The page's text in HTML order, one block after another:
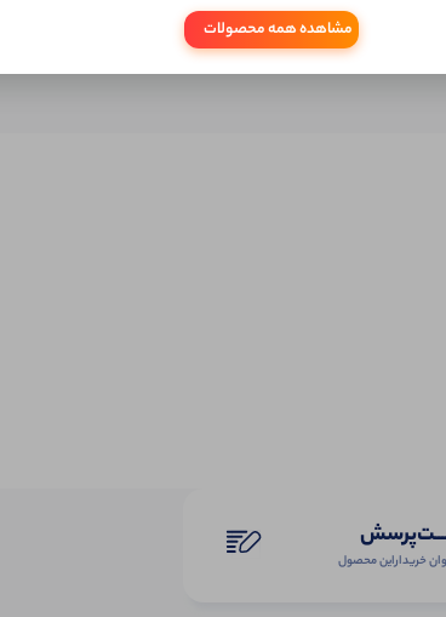
‌خریدار‌این‌ محصول
مشاهده همه محصولات